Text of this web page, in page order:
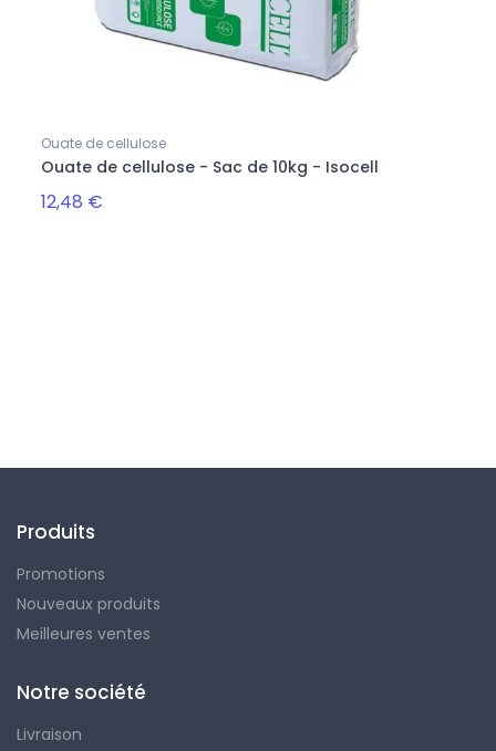
Ouate de cellulose
Ouate de cellulose - Sac de 10kg - Isocell
12,48 €
Produits
Promotions
Nouveaux produits
Meilleures ventes
Notre société
Livraison